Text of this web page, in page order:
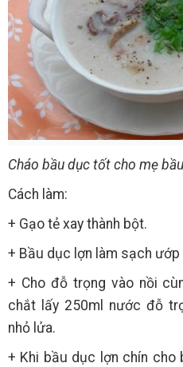
Cháo bầu dục tốt cho mẹ
Cách làm:
+ Gạo tẻ xay thành bột.
+ Bầu dục lợn làm sạch ướp
+ Cho đỗ trọng vào nồi
chắt lấy 250ml nước đỗ
nhỏ lửa.
+ Khi bầu dục lợn chín cho